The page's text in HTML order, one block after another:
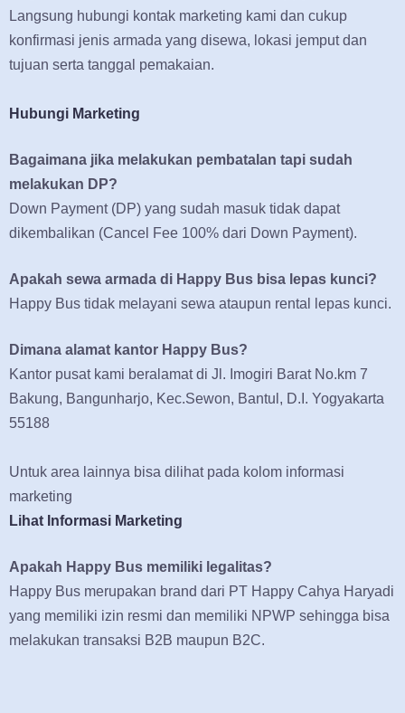
Langsung hubungi kontak marketing kami dan cukup
konfirmasi jenis armada yang disewa, lokasi jemput dan
tujuan serta tanggal pemakaian.
Hubungi Marketing
Bagaimana jika melakukan pembatalan tapi sudah
melakukan DP?
Down Payment (DP) yang sudah masuk tidak dapat
dikembalikan (Cancel Fee 100% dari Down Payment).
Apakah sewa armada di Happy Bus bisa lepas kunci?
Happy Bus tidak melayani sewa ataupun rental lepas kunci.
Dimana alamat kantor Happy Bus?
Kantor pusat kami beralamat di Jl. Imogiri Barat No.km 7
Bakung, Bangunharjo, Kec.Sewon, Bantul, D.I. Yogyakarta
55188
Untuk area lainnya bisa dilihat pada kolom informasi
marketing
Lihat Informasi Marketing
Apakah Happy Bus memiliki legalitas?
Happy Bus merupakan brand dari PT Happy Cahya Haryadi
yang memiliki izin resmi dan memiliki NPWP sehingga bisa
melakukan transaksi B2B maupun B2C.